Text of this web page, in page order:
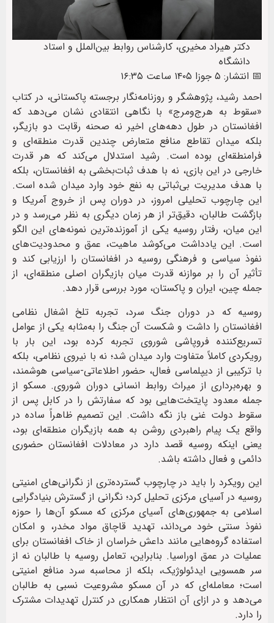
دکتر هیراد مخیری، کارشناس روابط بین‌الملل و استاد
دانشگاه
📅 انتشار: ۵ جوزا ۱۴۰۵ ساعت ۱۶:۳۵
احمد رشید، پژوهشگر و روزنامه‌نگار برجسته پاکستانی، در کتاب
«سقوط به هرج‌ومرج» با نگاهی انتقادی نشان می‌دهد که
افغانستان در طول دهه‌های اخیر نه صحنه رقابت دو بازیگر،
بلکه میدان تقاطع منافع متعارض چندین قدرت منطقه‌ای و
فرامنطقه‌ای بوده است. رشید استدلال می‌کند که هر قدرت
خارجی در این بازی، نه با هدف ثبات‌بخشی به افغانستان، بلکه
با هدف مدیریت بی‌ثباتی به نفع خود وارد میدان شده است.
این چارچوب تحلیلی امروز، در دوران پس از خروج آمریکا و
بازگشت طالبان، دقیق‌تر از هر زمان دیگری به نظر می‌رسد و در
این میان، رفتار روسیه یکی از آموزنده‌ترین نمونه‌های این الگو
است. این یادداشت می‌کوشد ماهیت، عمق و محدودیت‌های
نفوذ سیاسی و فرهنگی روسیه در افغانستان را ارزیابی کند و
تأثیر آن را بر موازنه قدرت میان بازیگران اصلی منطقه‌ای، از
جمله چین، ایران و پاکستان، مورد بررسی قرار دهد.
روسیه که در دوران جنگ سرد، تجربه تلخ اشغال نظامی
افغانستان را داشت و شکست آن جنگ را به‌مثابه یکی از عوامل
تسریع‌کننده فروپاشی شوروی تجربه کرده بود، این بار با
رویکردی کاملاً متفاوت وارد میدان شد؛ نه با نیروی نظامی، بلکه
با ترکیبی از دیپلماسی فعال، حضور اطلاعاتی-سیاسی هوشمند،
و بهره‌برداری از میراث روابط انسانی دوران شوروی. مسکو از
جمله معدود پایتخت‌هایی بود که سفارتش را در کابل پس از
سقوط دولت غنی باز نگه داشت. این تصمیم ظاهراً ساده در
واقع یک پیام راهبردی روشن به همه بازیگران منطقه‌ای بود،
یعنی اینکه روسیه قصد دارد در معادلات افغانستان حضوری
دائمی و فعال داشته باشد.
این رویکرد را باید در چارچوب گسترده‌تری از نگرانی‌های امنیتی
روسیه در آسیای مرکزی تحلیل کرد؛ نگرانی از گسترش بنیادگرایی
اسلامی به جمهوری‌های آسیای مرکزی که مسکو آن‌ها را حوزه
نفوذ سنتی خود می‌داند، تهدید قاچاق مواد مخدر، و امکان
استفاده گروه‌هایی مانند داعش خراسان از خاک افغانستان برای
عملیات در عمق اوراسیا. بنابراین، تعامل روسیه با طالبان نه از
سر همسویی ایدئولوژیک، بلکه از محاسبه سرد منافع امنیتی
است؛ معامله‌ای که در آن مسکو مشروعیت نسبی به طالبان
می‌دهد و در ازای آن انتظار همکاری در کنترل تهدیدات مشترک
را دارد.